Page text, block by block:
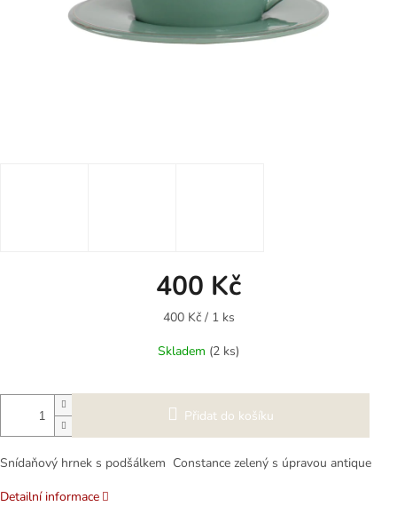
400 Kč
Měrná
400 Kč / 1 ks
Skladem (2 ks)
Přidat do košíku
Snídaňový hrnek s podšálkem Constance zelený s úpravou antique
Detailní informace